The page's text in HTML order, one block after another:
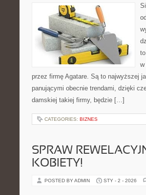
w
przez firmę Agatare. Są to najwyższej
panującymi obecnie trendami, dzięki
damskiej takiej firmy, będzie […]
CATEGORIES: BIZNES
SPRAW
KOBIETY!
POSTED BY ADMIN STY - 2 - 2026